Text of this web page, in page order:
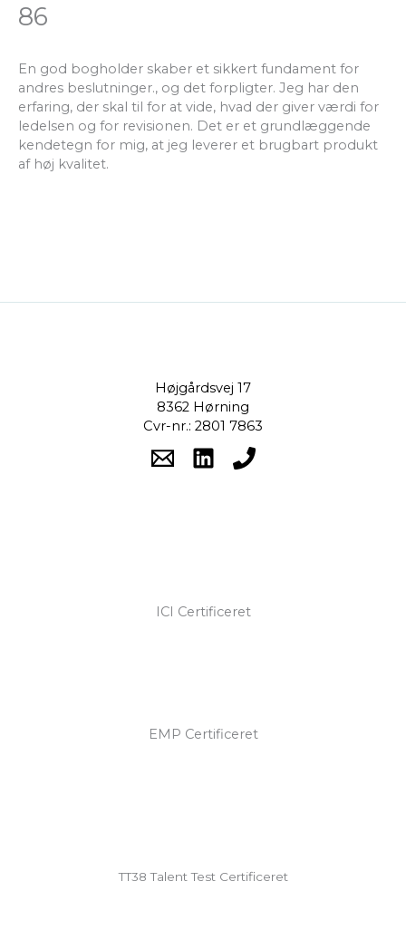
86
En god bogholder skaber et sikkert fundament for
andres beslutninger., og det forpligter. Jeg har den
erfaring, der skal til for at vide, hvad der giver værdi for
ledelsen og for revisionen. Det er et grundlæggende
kendetegn for mig, at jeg leverer et brugbart produkt
af høj kvalitet.
Højgårdsvej 17
8362 Hørning
Cvr-nr.: 2801 7863
ICI Certificeret
EMP Certificeret
TT38 Talent Test Certificeret